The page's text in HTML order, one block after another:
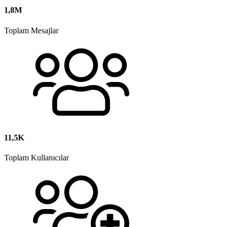
1,8M
Toplam Mesajlar
11,5K
Toplam Kullanıcılar